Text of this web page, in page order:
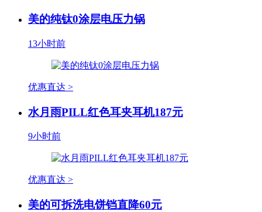
美的纯钛0涂层电压力锅
13小时前
优惠直达 >
水月雨PILL红色耳夹耳机187元
9小时前
优惠直达 >
美的可拆洗电饼铛直降60元